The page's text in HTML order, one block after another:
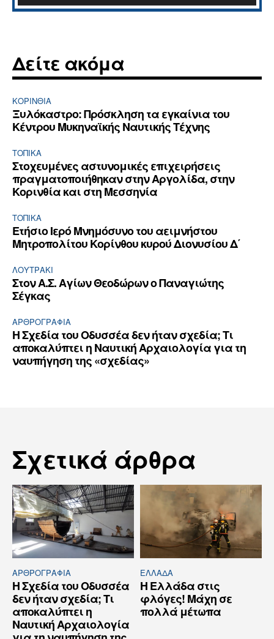
Δείτε ακόμα
ΚΟΡΙΝΘΊΑ
Ξυλόκαστρο: Πρόσκληση τα εγκαίνια του
Κέντρου Μυκηναϊκής Ναυτικής Τέχνης
ΤΟΠΙΚΑ
Στοχευμένες αστυνομικές επιχειρήσεις
πραγματοποιήθηκαν στην Αργολίδα, στην
Κορινθία και στη Μεσσηνία
ΤΟΠΙΚΑ
Ετήσιο Ιερό Μνημόσυνο του αειμνήστου
Μητροπολίτου Κορίνθου κυρού Διονυσίου Δ΄
ΛΟΥΤΡΆΚΙ
Στον Α.Σ. Αγίων Θεοδώρων ο Παναγιώτης
Σέγκας
ΑΡΘPΟΓΡΑΦΙΑ
Η Σχεδία του Οδυσσέα δεν ήταν σχεδία; Τι
αποκαλύπτει η Ναυτική Αρχαιολογία για τη
ναυπήγηση της «σχεδίας»
Σχετικά άρθρα
ΑΡΘPΟΓΡΑΦΙΑ
Η Σχεδία του Οδυσσέα
δεν ήταν σχεδία; Τι
αποκαλύπτει η
Ναυτική Αρχαιολογία
ΕΛΛΆΔΑ
Η Ελλάδα στις
φλόγες! Μάχη σε
πολλά μέτωπα